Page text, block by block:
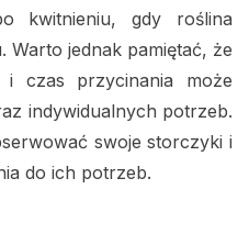
kwitnieniu, gdy roślina
jednak pamiętać, że
czas przycinania może
indywidualnych potrzeb.
swoje storczyki i
do ich potrzeb.